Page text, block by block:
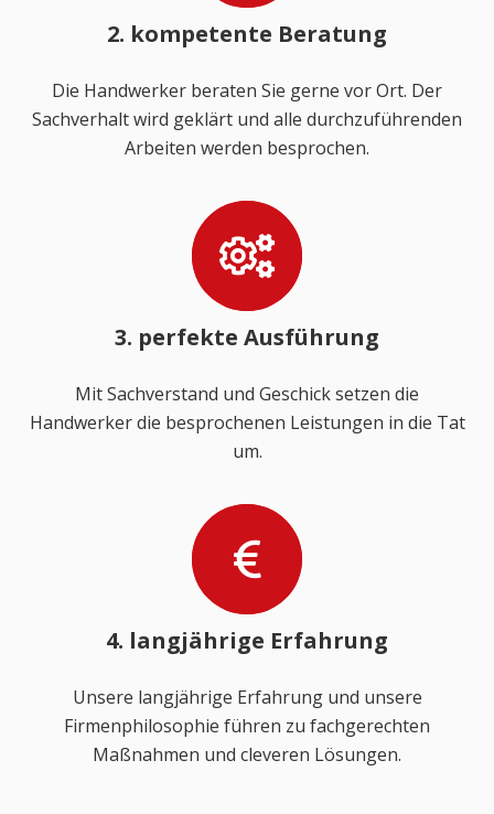
2. kompetente Beratung
Die Handwerker beraten Sie gerne vor Ort. Der
Sachverhalt wird geklärt und alle durchzuführenden
Arbeiten werden besprochen.
3. perfekte Ausführung
Mit Sachverstand und Geschick setzen die
Handwerker die besprochenen Leistungen in die Tat
um.
4. langjährige Erfahrung
Unsere langjährige Erfahrung und unsere
Firmenphilosophie führen zu fachgerechten
Maßnahmen und cleveren Lösungen.